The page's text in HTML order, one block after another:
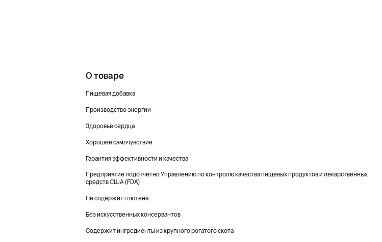
О товаре
Пищевая добавка
Производство энергии
Здоровье сердца
Хорошее самочувствие
Гарантия эффективности и качества
Предприятие подотчётно Управлению по контролю качества пищевых продуктов и лекарственных
средств США (FDA)
Не содержит глютена
Без искусственных консервантов
Содержит ингредиенты из крупного рогатого скота